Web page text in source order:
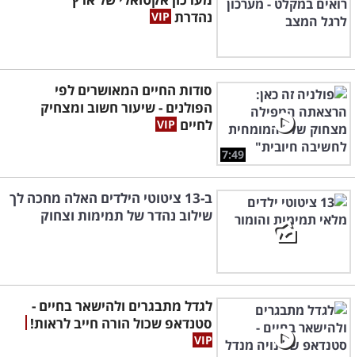
נהדרת
7:49
סודות החיים המאושרים לפי
הפולנים - שיעור חשוב ומצחיק
לחיים
ב-13 ציטוטי הילדים האלה מחכה לך
שילוב נהדר של תמימות וצחוק
לגדל מתבגרים ולהישאר בחיים -
סטנדאפ שכול הורה חייב לראות!